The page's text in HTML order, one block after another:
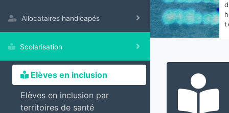
Allocataires handicapés
Scolarisation
Elèves en inclusion
Elèves en inclusion par
territoires de santé